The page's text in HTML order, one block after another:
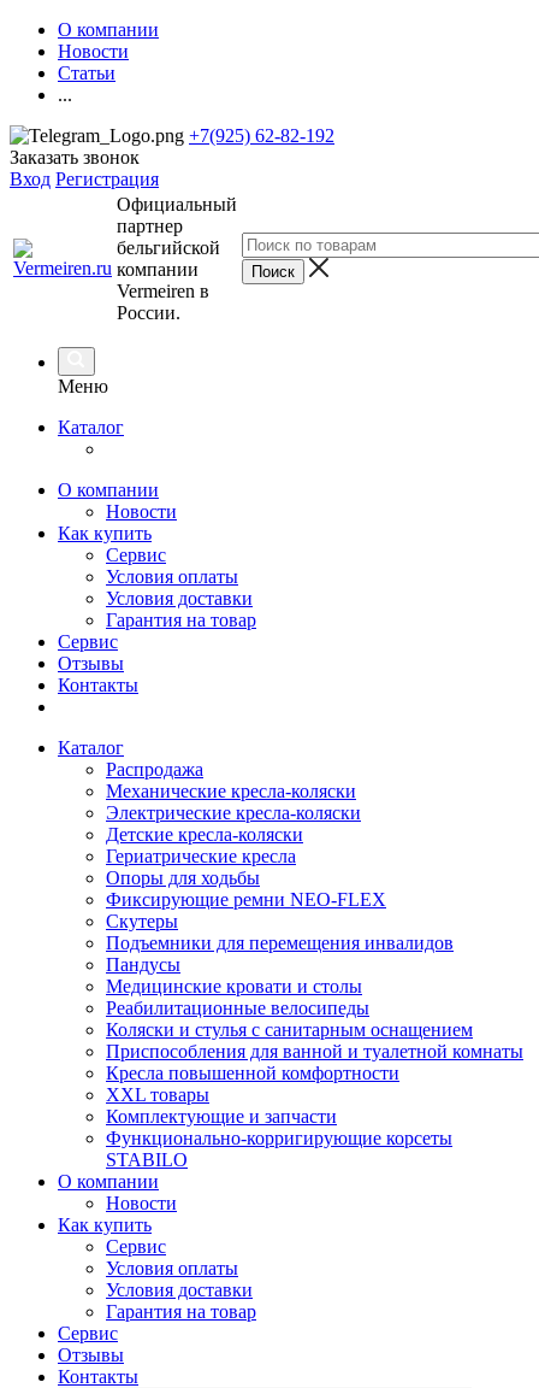
О компании
Новости
Статьи
...
+7(925) 62-82-192
Заказать звонок
Вход Регистрация
Официальный
партнер
бельгийской
компании
Vermeiren в
России.
Меню
Каталог
О компании
Новости
Как купить
Сервис
Условия оплаты
Условия доставки
Гарантия на товар
Сервис
Отзывы
Контакты
Каталог
Распродажа
Механические кресла-коляски
Электрические кресла-коляски
Детские кресла-коляски
Гериатрические кресла
Опоры для ходьбы
Фиксирующие ремни NEO-FLEX
Скутеры
Подъемники для перемещения инвалидов
Пандусы
Медицинские кровати и столы
Реабилитационные велосипеды
Коляски и стулья с санитарным оснащением
Приспособления для ванной и туалетной комнаты
Кресла повышенной комфортности
XXL товары
Комплектующие и запчасти
Функционально-корригирующие корсеты
STABILO
О компании
Новости
Как купить
Сервис
Условия оплаты
Условия доставки
Гарантия на товар
Сервис
Отзывы
Контакты